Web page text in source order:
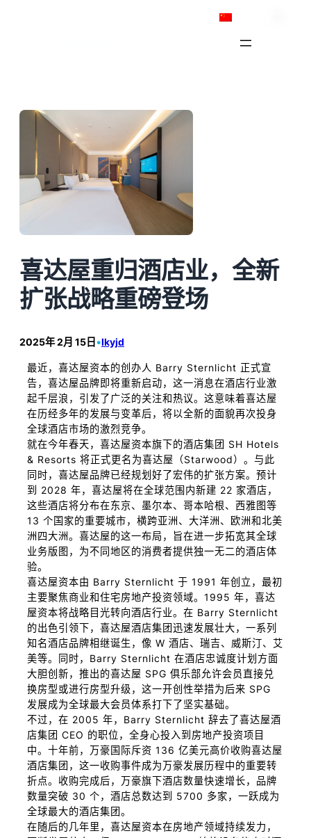
喜达屋重归酒店业，全新
扩张战略重磅登场
2025年 2月 15日 •lkyjd
最近，喜达屋资本的创办人 Barry Sternlicht 正式宣
告，喜达屋品牌即将重新启动，这一消息在酒店行业激
起千层浪，引发了广泛的关注和热议。这意味着喜达屋
在历经多年的发展与变革后，将以全新的面貌再次投身
全球酒店市场的激烈竞争。
就在今年春天，喜达屋资本旗下的酒店集团 SH Hotels
& Resorts 将正式更名为喜达屋（Starwood）。与此
同时，喜达屋品牌已经规划好了宏伟的扩张方案。预计
到 2028 年，喜达屋将在全球范围内新建 22 家酒店，
这些酒店将分布在东京、墨尔本、哥本哈根、西雅图等
13 个国家的重要城市，横跨亚洲、大洋洲、欧洲和北美
洲四大洲。喜达屋的这一布局，旨在进一步拓宽其全球
业务版图，为不同地区的消费者提供独一无二的酒店体
验。
喜达屋资本由 Barry Sternlicht 于 1991 年创立，最初
主要聚焦商业和住宅房地产投资领域。1995 年，喜达
屋资本将战略目光转向酒店行业。在 Barry Sternlicht
的出色引领下，喜达屋酒店集团迅速发展壮大，一系列
知名酒店品牌相继诞生，像 W 酒店、瑞吉、威斯汀、艾
美等。同时，Barry Sternlicht 在酒店忠诚度计划方面
大胆创新，推出的喜达屋 SPG 俱乐部允许会员直接兑
换房型或进行房型升级，这一开创性举措为后来 SPG
发展成为全球最大会员体系打下了坚实基础。
不过，在 2005 年，Barry Sternlicht 辞去了喜达屋酒
店集团 CEO 的职位，全身心投入到房地产投资项目
中。十年前，万豪国际斥资 136 亿美元高价收购喜达屋
酒店集团，这一收购事件成为万豪发展历程中的重要转
折点。收购完成后，万豪旗下酒店数量快速增长，品牌
数量突破 30 个，酒店总数达到 5700 多家，一跃成为
全球最大的酒店集团。
在随后的几年里，喜达屋资本在房地产领域持续发力，